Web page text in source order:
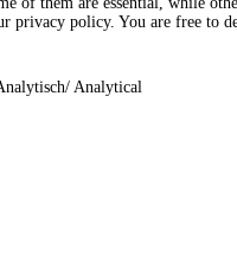
privacy policy. You are free to
Analytical